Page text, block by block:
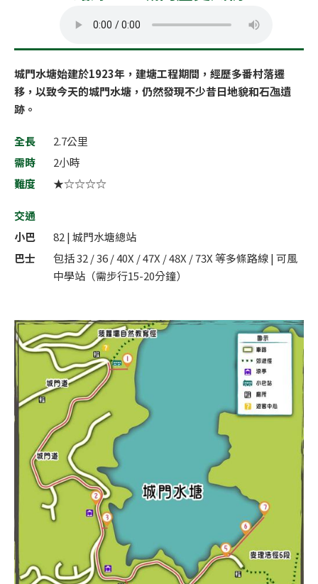
城門水塘始建於1923年，建塘工程期間，經歷多番村落遷
移，以致今天的城門水塘，仍然發現不少昔日地貌和石乪遺
跡。
全長
2.7公里
需時
2小時
難度
★☆☆☆☆
交通
小巴
82 | 城門水塘總站
巴士
包括 32 / 36 / 40X / 47X / 48X / 73X 等多條路線 | 可風
中學站（需步行15-20分鐘）